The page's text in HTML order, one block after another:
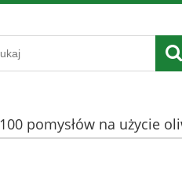
100 pomysłów na użycie